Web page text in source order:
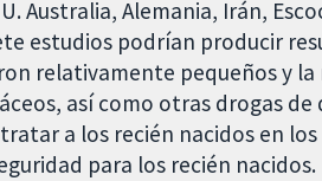
Australia, Alemania, Irán,
estudios podrían producir
relativamente pequeños y
así como otras drogas de
a los recién nacidos en
para los recién nacidos.